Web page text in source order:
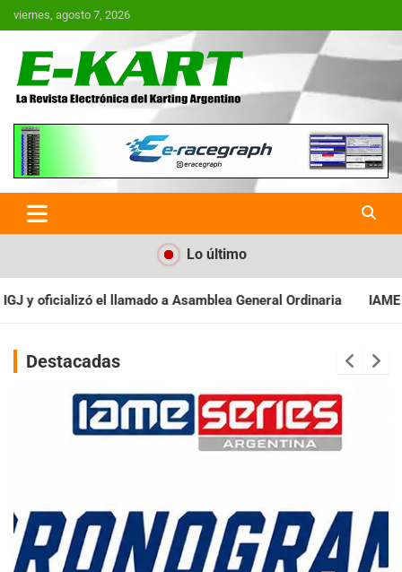
Saltar
al
viernes, agosto 7, 2026
E-Kart.com.ar | La Revista
Electrónica del Karting en
Argentina
Lo último
General Ordinaria IAME SERIES ARGENTINA:
Destacadas